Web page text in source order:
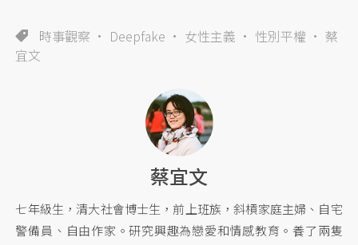
時事觀察 Deepfake 女性主義 性別平權
蔡
宜文
蔡宜文
七年級生，清大社會博士生，前上班族，斜槓家庭主婦、自宅
警備員、自由作家。研究興趣為戀愛和情感教育。養了兩隻